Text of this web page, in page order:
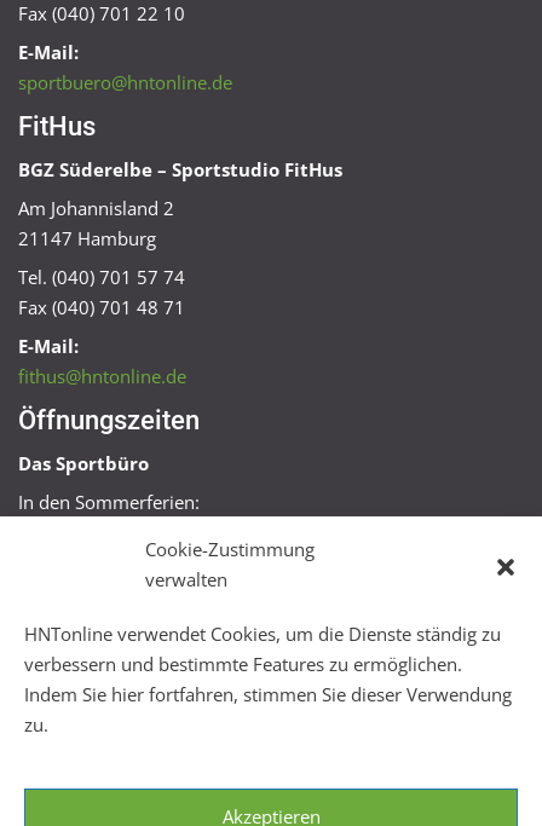
Cookie-Zustimmung
verwalten
HNTonline verwendet Cookies, um die Dienste ständig zu
verbessern und bestimmte Features zu ermöglichen.
Indem Sie hier fortfahren, stimmen Sie dieser Verwendung
zu.
Akzeptieren
Fax (040) 701 22 10
E-Mail:
sportbuero@hntonline.de
FitHus
BGZ Süderelbe – Sportstudio FitHus
Am Johannisland 2
21147 Hamburg
Tel. (040) 701 57 74
Fax (040) 701 48 71
E-Mail:
fithus@hntonline.de
Öffnungszeiten
Das Sportbüro
In den Sommerferien:
Mo + Mi 16:00 – 18:00 Uhr
Mo – Fr 08:00 – 22:00 Uhr
Sa + So 10:00 – 18:00 Uhr